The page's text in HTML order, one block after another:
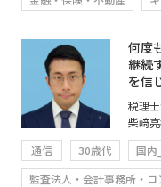
何度
継続
を信
税理
柴﨑
通信
30歳代 国内
監査法人・会計事務所・コ